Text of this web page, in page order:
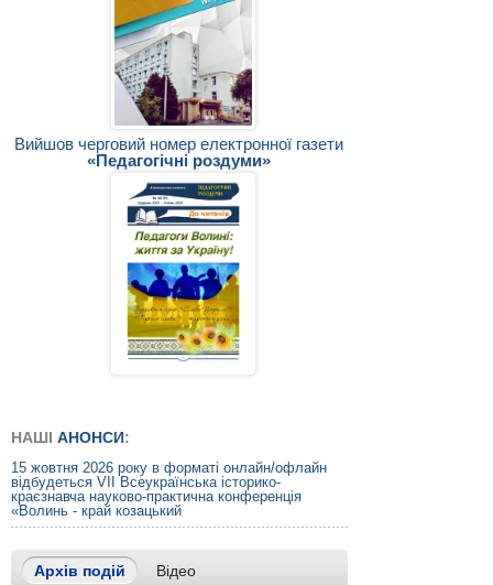
Вийшов черговий номер електронної газети
«Педагогічні роздуми»
НАШІ АНОНСИ:
15 жовтня 2026 року в форматі онлайн/офлайн
відбудеться VIІ Всеукраїнська історико-
краєзнавча науково-практична конференція
«Волинь - край козацький
Архів подій Відео